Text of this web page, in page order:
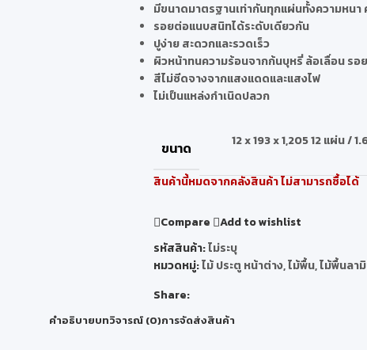
มีขนาดมาตรฐานเท่ากันทุกแผ่นทั้งความหนา
รอยต่อแนบสนิทได้ระดับเดียวกัน
ปูง่าย สะดวกและรวดเร็ว
ผิวหน้าทนความร้อนจากก้นบุหรี่ ล้อเลื่อน รอ
สีไม่ซีดจางจากแสงแดดและแสงไฟ
ไม่เป็นแหล่งกำเนิดปลวก
ขนาด 12 x 193 x 1,205 12 แผ่น /
สินค้านี้หมดจากคลังสินค้า ไม่สามารถซื้อได้
Compare
Add to wishlist
รหัสสินค้า:ไม่ระบุ
หมวดหมู่:ไม้ ประตู หน้าต่าง,ไม้พื้น,ไม้พื้นลา
Share:
คำอธิบายบทวิจารณ์ (0)การจัดส่งสินค้า